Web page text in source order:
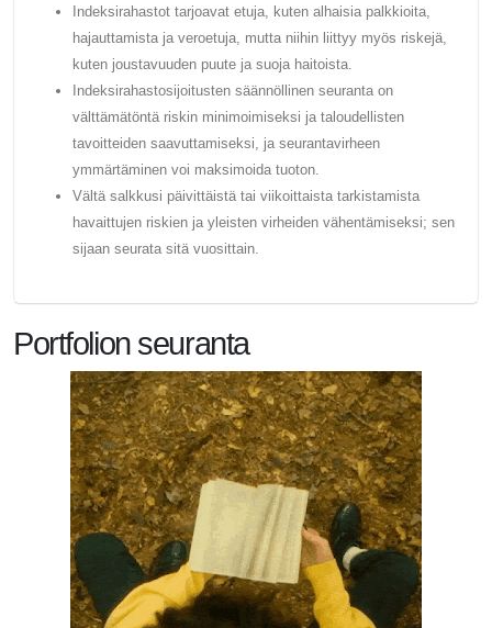
Indeksirahastot tarjoavat etuja, kuten alhaisia ​​palkkioita,
hajauttamista ja veroetuja, mutta niihin liittyy myös riskejä,
kuten joustavuuden puute ja suoja haitoista.
Indeksirahastosijoitusten säännöllinen seuranta on
välttämätöntä riskin minimoimiseksi ja taloudellisten
tavoitteiden saavuttamiseksi, ja seurantavirheen
ymmärtäminen voi maksimoida tuoton.
Vältä salkkusi päivittäistä tai viikoittaista tarkistamista
havaittujen riskien ja yleisten virheiden vähentämiseksi; sen
sijaan seurata sitä vuosittain.
Portfolion seuranta